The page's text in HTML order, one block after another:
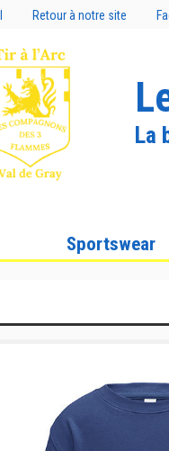
Retour à notre site
La
Sportswear